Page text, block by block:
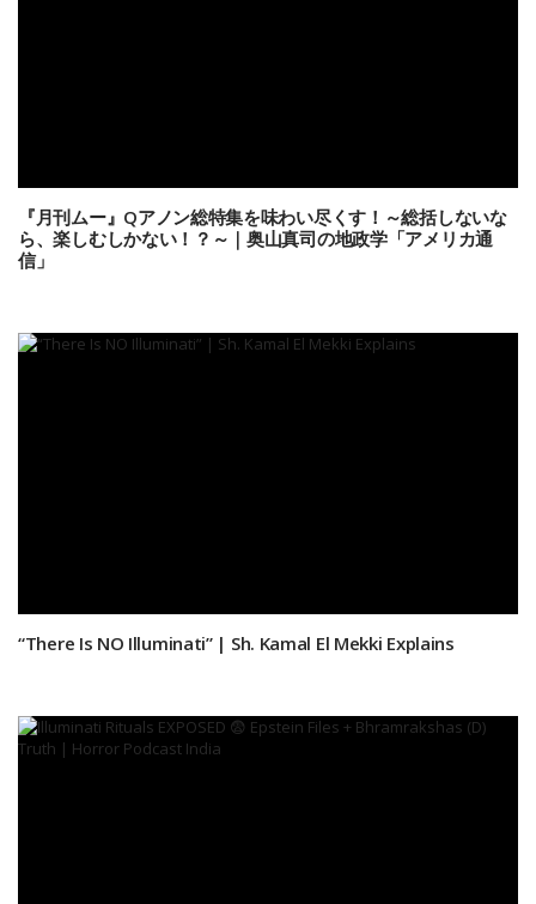
『月刊ムー』Qアノン総特集を味わい尽くす！～総括しないな
ら、楽しむしかない！？～｜奥山真司の地政学「アメリカ通
信」
“There Is NO Illuminati” | Sh. Kamal El Mekki Explains